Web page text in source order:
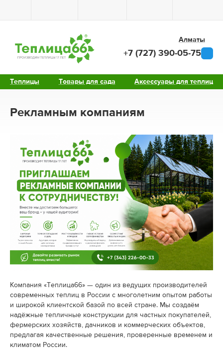
Теплицы Товары для сада Аксессуары для теплиц
Алматы
+7 (727) 390-05-75
Рекламным компаниям
Компания «Теплица66» — один из ведущих производителей
современных теплиц в России с многолетним опытом работы
и широкой клиентской базой по всей стране. Мы создаём
надёжные тепличные конструкции для частных покупателей,
фермерских хозяйств, дачников и коммерческих объектов,
предлагая качественные решения, проверенные временем и
климатом России.